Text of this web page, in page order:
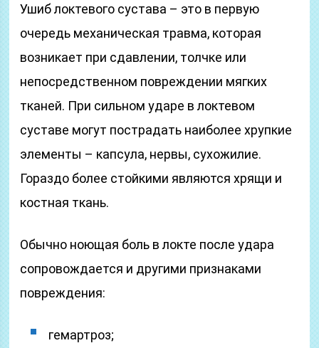
Ушиб локтевого сустава – это в первую
очередь механическая травма, которая
возникает при сдавлении, толчке или
непосредственном повреждении мягких
тканей. При сильном ударе в локтевом
суставе могут пострадать наиболее хрупкие
элементы – капсула, нервы, сухожилие.
Гораздо более стойкими являются хрящи и
костная ткань.
Обычно ноющая боль в локте после удара
сопровождается и другими признаками
повреждения:
гемартроз;